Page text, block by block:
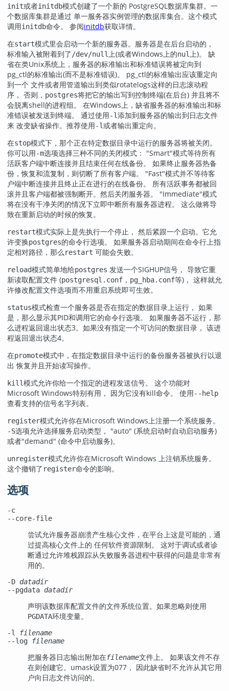
init或者initdb模式创建了一个新的 PostgreSQL 数据库集群。一
个数据库集群是通过 单一服务器实例管理的数据库集合。这个模式
调用initdb命令。 参阅initdb获取详情。
在start模式里会启动一个新的服务器。服务器是在后台启动的，
标准输入被附着到了 /dev/null 上(或者Windows上的nul 上)。 缺
省在类Unix系统上，服务器的标准输出和标准错误将被定向到
pg_ctl的标准输出(而不是标准错误)。 pg_ctl的标准输出应该重定向
到一个 文件或者用管道输出到类似rotatelogs这样的日志滚动程
序， 否则， postgres将把它的输出写到控制终端(在后台) 并且将不
会脱离shell的进程组。 在Windows上，缺省服务器的标准输出和标
准错误被发送到终端。 通过使用-l添加到服务器的输出到日志文件
来 改变缺省操作。推荐使用-l或者输出重定向。
在stop模式下，那个正在特定数据目录中运行的服务器将被关闭。
你可以用-m选项选择三种不同的关闭模式： "Smart"模式等待所有
活跃客户端中断连接并且结束任何在线备份。 如果终止服务器热备
份，恢复和流复制，则切断了所有客户端。 "Fast"模式并不等待客
户端中断连接并且终止正在进行的在线备份。 所有活跃事务都被回
滚并且客户端都被强制断开。然后关闭服务器。 "Immediate"模式
将在没有干净关闭的情况下立即中断所有服务器进程。 这么做将导
致在重新启动的时候的恢复。
restart模式实际上是先执行一个停止， 然后紧跟一个启动。它允
许变换postgres的命令行选项。 如果服务器启动期间在命令行上指
定相对路径，那么 restart 可能会失败。
reload模式简单地给postgres 发送一个SIGHUP信号， 导致它重
新读取配置文件 (postgresql.conf ， pg_hba.conf等)， 这样就允
许修改配置文件选项而不用重启系统即可生效。
status模式检查一个服务器是否在指定的数据目录上运行， 如果
是，那么显示其PID和调用它的命令行选项。 如果服务器不运行，那
么进程返回退出状态3。如果没有指定一个可访问的数据目录， 该进
程返回退出状态4。
在promote模式中，在指定数据目录中运行的备份服务器被执行以退
出 恢复并且开始读写操作。
kill模式允许你给一个指定的进程发送信号。 这个功能对
Microsoft Windows特别有用， 因为它没有kill命令。 使用--help
查看支持的信号名字列表。
register模式允许你在Microsoft Windows 上注册一个系统服务。
-S选项允许选择服务启动类型， "auto" (系统启动时自动启动服务)
或者"demand" (命令中启动服务)。
unregister模式允许你在Microsoft Windows 上注销系统服务。
这个撤销了 register命令的影响。
选项
-c
--core-file
尝试允许服务器崩溃产生核心文件，在平台上这是可能的，通
过提高核心文件上的 任何软件资源限制。 这对于调试或者诊
断通过允许堆栈跟踪从失败服务器进程中获得的问题是非常有
用的。
-D datadir
--pgdata datadir
声明该数据库配置文件的文件系统位置。如果忽略则使用
PGDATA环境变量。
-l
filename
--log
filename
把服务器日志输出附加在filename文件上。 如果该文件不存
在则创建它。 umask设置为077， 因此缺省时不允许从其它用
户向日志文件访问的。